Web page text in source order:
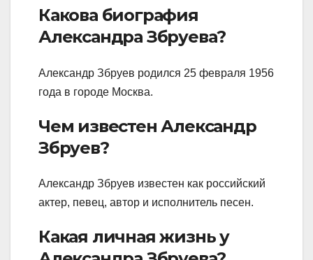
Какова биография
Александра Збруева?
Александр Збруев родился 25 февраля 1956
года в городе Москва.
Чем известен Александр
Збруев?
Александр Збруев известен как российский
актер, певец, автор и исполнитель песен.
Какая личная жизнь у